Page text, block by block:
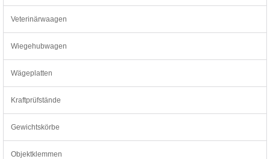
Veterinärwaagen
Wiegehubwagen
Wägeplatten
Kraftprüfstände
Gewichtskörbe
Objektklemmen